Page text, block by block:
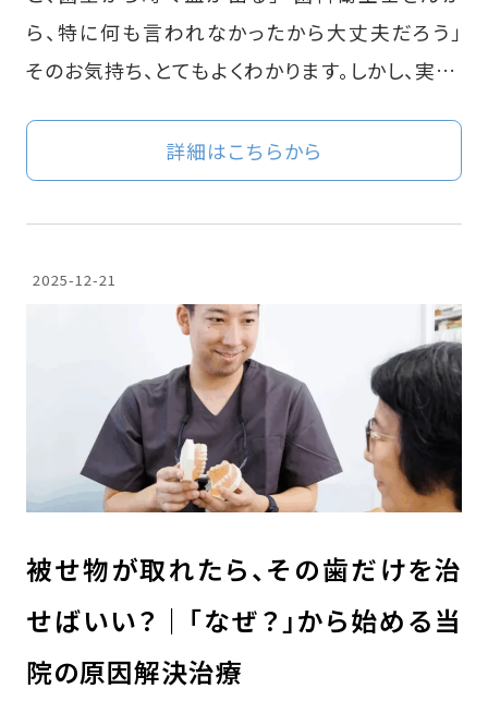
ら、特に何も言われなかったから大丈夫だろう」
そのお気持ち、とてもよくわかります。しかし、実…
詳細はこちらから
2025-12-21
被せ物が取れたら、その歯だけを治
せばいい？｜「なぜ？」から始める当
院の原因解決治療